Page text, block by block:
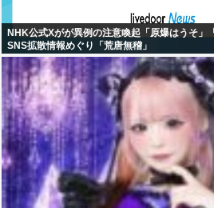
NHK公式Xがが異例の注意喚起「原爆はうそ」
SNS拡散情報めぐり「荒唐無稽」